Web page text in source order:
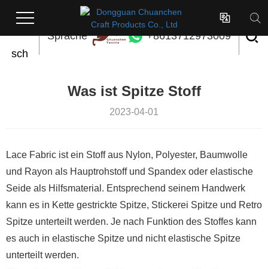

Deut
sch
Sprache +8613712973009
Was ist Spitze Stoff
2023-04-01
Lace Fabric ist ein Stoff aus Nylon, Polyester, Baumwolle
und Rayon als Hauptrohstoff und Spandex oder elastische
Seide als Hilfsmaterial. Entsprechend seinem Handwerk
kann es in Kette gestrickte Spitze, Stickerei Spitze und Retro
Spitze unterteilt werden. Je nach Funktion des Stoffes kann
es auch in elastische Spitze und nicht elastische Spitze
unterteilt werden.